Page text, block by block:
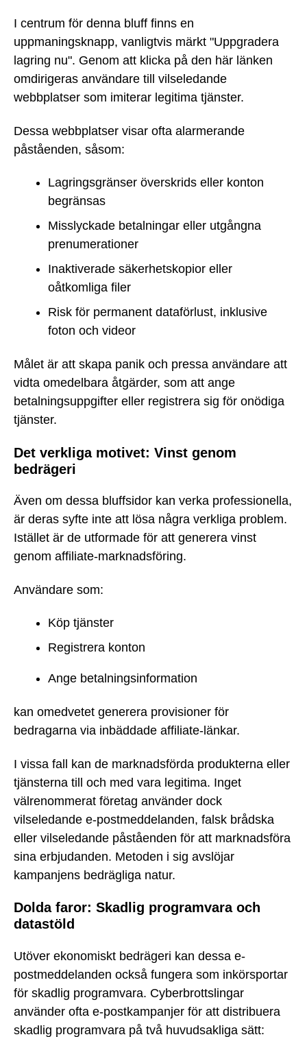
I centrum för denna bluff finns en
uppmaningsknapp, vanligtvis märkt "Uppgradera
lagring nu". Genom att klicka på den här länken
omdirigeras användare till vilseledande
webbplatser som imiterar legitima tjänster.
Dessa webbplatser visar ofta alarmerande
påståenden, såsom:
Lagringsgränser överskrids eller konton
begränsas
Misslyckade betalningar eller utgångna
prenumerationer
Inaktiverade säkerhetskopior eller
oåtkomliga filer
Risk för permanent dataförlust, inklusive
foton och videor
Målet är att skapa panik och pressa användare att
vidta omedelbara åtgärder, som att ange
betalningsuppgifter eller registrera sig för onödiga
tjänster.
Det verkliga motivet: Vinst genom
bedrägeri
Även om dessa bluffsidor kan verka professionella,
är deras syfte inte att lösa några verkliga problem.
Istället är de utformade för att generera vinst
genom affiliate-marknadsföring.
Användare som:
Köp tjänster
Registrera konton
Ange betalningsinformation
kan omedvetet generera provisioner för
bedragarna via inbäddade affiliate-länkar.
I vissa fall kan de marknadsförda produkterna eller
tjänsterna till och med vara legitima. Inget
välrenommerat företag använder dock
vilseledande e-postmeddelanden, falsk brådska
eller vilseledande påståenden för att marknadsföra
sina erbjudanden. Metoden i sig avslöjar
kampanjens bedrägliga natur.
Dolda faror: Skadlig programvara och
datastöld
Utöver ekonomiskt bedrägeri kan dessa e-
postmeddelanden också fungera som inkörsportar
för skadlig programvara. Cyberbrottslingar
använder ofta e-postkampanjer för att distribuera
skadlig programvara på två huvudsakliga sätt: